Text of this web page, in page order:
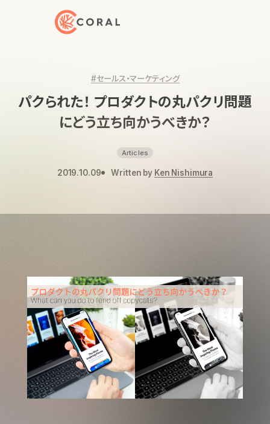
トップページへ戻る
#セールス・マーケティング
パクられた！ プロダクトの丸パクリ問題
にどう立ち向かうべきか？
Articles
2019.10.09 Written by Ken Nishimura